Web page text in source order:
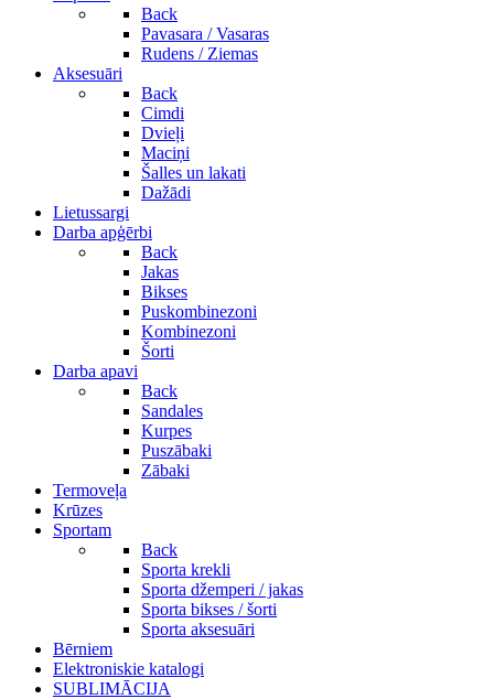
Back
Pavasara / Vasaras
Rudens / Ziemas
Aksesuāri
Back
Cimdi
Dvieļi
Maciņi
Šalles un lakati
Dažādi
Lietussargi
Darba apģērbi
Back
Jakas
Bikses
Puskombinezoni
Kombinezoni
Šorti
Darba apavi
Back
Sandales
Kurpes
Puszābaki
Zābaki
Termoveļa
Krūzes
Sportam
Back
Sporta krekli
Sporta džemperi / jakas
Sporta bikses / šorti
Sporta aksesuāri
Bērniem
Elektroniskie katalogi
SUBLIMĀCIJA